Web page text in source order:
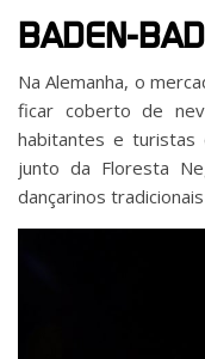
BADEN-
Na Alemanha, o
ficar coberto de
habitantes e turistas
junto da Floresta
dançarinos